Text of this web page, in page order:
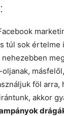
túl sok értelme
föl arra,
akkor